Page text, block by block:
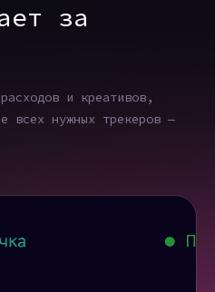
за
и креативов,
всех нужных трекеров —